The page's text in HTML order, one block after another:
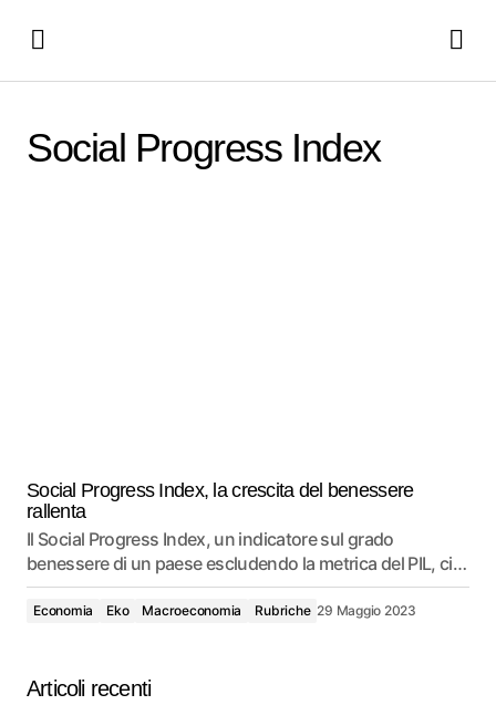
Social Progress Index
Social Progress Index, la crescita del benessere
rallenta
Il Social Progress Index, un indicatore sul grado
benessere di un paese escludendo la metrica del PIL, ci…
Economia Eko Macroeconomia Rubriche 29 Maggio 2023
Articoli recenti